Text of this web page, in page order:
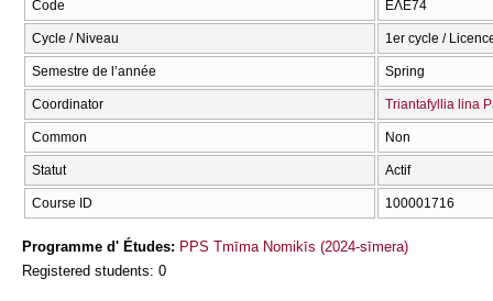
Code ΕΛΕ74
Cycle / Niveau 1er cycle /
Semestre de l’année Spring
Coordinator Triantafyllia lina
Common Non
Statut Actif
Course ID 100001716
Programme d' Études: PPS Tmīma Nomikīs (2024-sīmera)
Registered students: 0